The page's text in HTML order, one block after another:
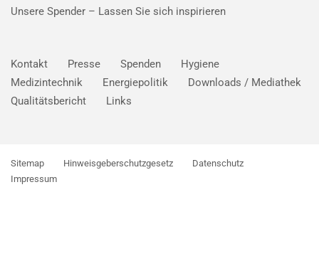
Unsere Spender – Lassen Sie sich inspirieren
Kontakt Presse Spenden
Hygiene
Medizintechnik
Energiepolitik
Downloads / Mediathek
Qualitätsbericht
Links
Sitemap Hinweisgeberschutzgesetz
Datenschutz
Impressum